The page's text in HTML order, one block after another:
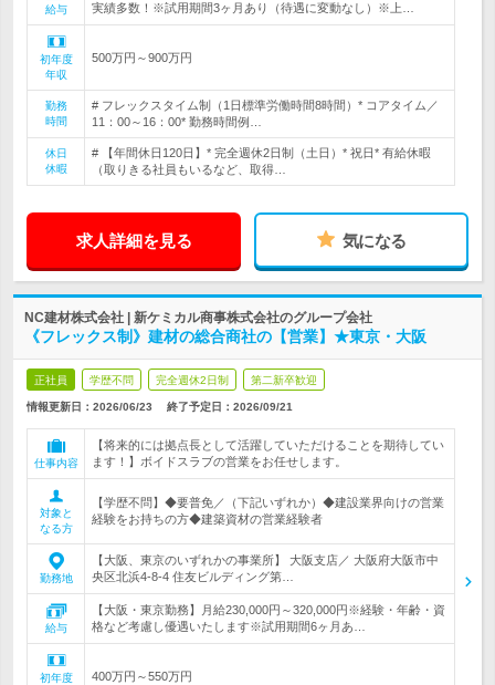
給与
実績多数！※試用期間3ヶ月あり（待遇に変動なし）※上…
初年度
年収
500万円～900万円
勤務
時間
# フレックスタイム制（1日標準労働時間8時間）* コアタイム／
11：00～16：00* 勤務時間例…
休日
休暇
# 【年間休日120日】* 完全週休2日制（土日）* 祝日* 有給休暇
（取りきる社員もいるなど、取得…
求人詳細を見る 気になる
NC建材株式会社 | 新ケミカル商事株式会社のグループ会社
《フレックス制》建材の総合商社の【営業】★東京・大阪
正社員 学歴不問 完全週休2日制 第二新卒歓迎
情報更新日：2026/06/23 終了予定日： 2026/09/21
仕事内容
【将来的には拠点長として活躍していただけることを期待してい
ます！】ボイドスラブの営業をお任せします。
対象と
なる方
【学歴不問】◆要普免／（下記いずれか）◆建設業界向けの営業
経験をお持ちの方◆建築資材の営業経験者
勤務地
【大阪、東京のいずれかの事業所】 大阪支店／ 大阪府大阪市中
央区北浜4-8-4 住友ビルディング第…
給与
【大阪・東京勤務】月給230,000円～320,000円※経験・年齢・資
格など考慮し優遇いたします※試用期間6ヶ月あ…
初年度
400万円～550万円